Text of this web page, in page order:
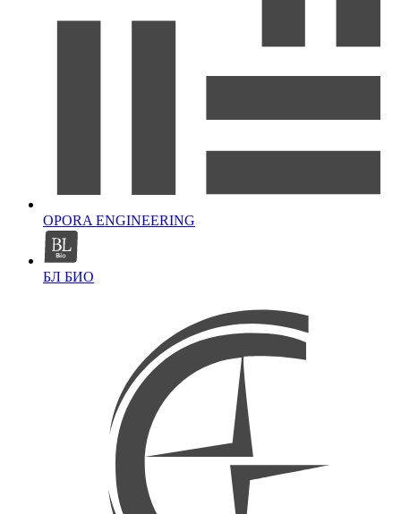
OPORA ENGINEERING
БЛ БИО